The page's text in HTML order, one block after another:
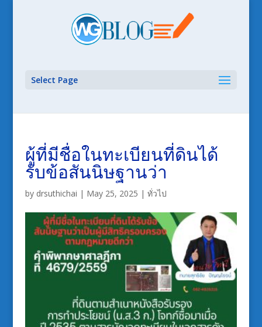
Select Page
ผู้ที่มีชื่อในทะเบียนที่ดินได้
รับข้อสันนิษฐานว่า
by drsuthichai | May 25, 2025 | ทั่วไป